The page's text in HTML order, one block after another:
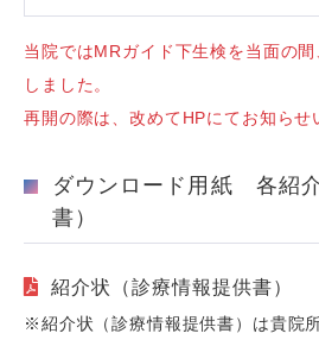
当院ではMRガイド下生検を当面の
しました。
再開の際は、改めてHPにてお知らせ
ダウンロード用紙 各紹
書）
紹介状（診療情報提供書）
※紹介状（診療情報提供書）は貴院